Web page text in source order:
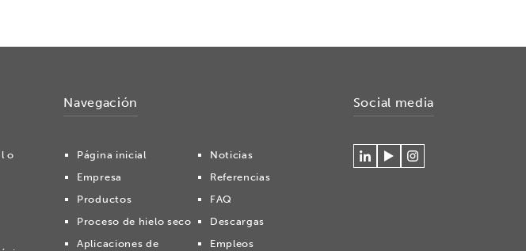
o
Navegación
Página inicial
Empresa
Productos
Proceso de hielo seco
Aplicaciones de
Noticias
Referencias
FAQ
Descargas
Empleos
Social media
Conéctese
MireVolg